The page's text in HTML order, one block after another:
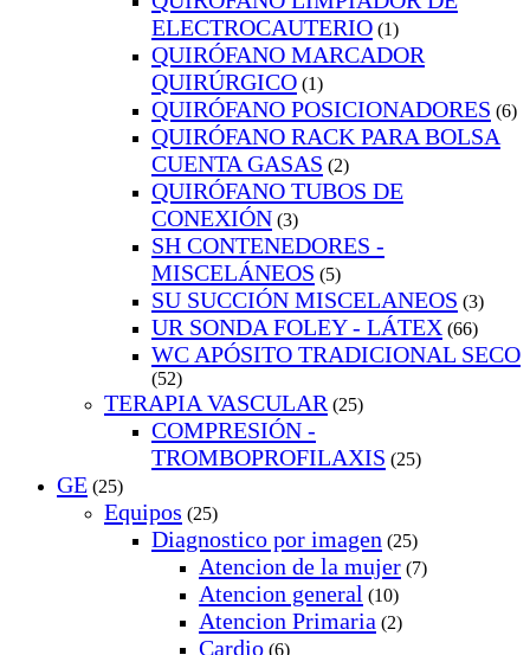
ELECTROCAUTERIO (1)
QUIRÓFANO MARCADOR
QUIRÚRGICO (1)
QUIRÓFANO POSICIONADORES (6)
QUIRÓFANO RACK PARA BOLSA
CUENTA GASAS (2)
QUIRÓFANO TUBOS DE
CONEXIÓN (3)
SH CONTENEDORES -
MISCELÁNEOS (5)
SU SUCCIÓN MISCELANEOS (3)
UR SONDA FOLEY - LÁTEX (66)
WC APÓSITO TRADICIONAL SECO
(52)
TERAPIA VASCULAR (25)
COMPRESIÓN -
TROMBOPROFILAXIS (25)
GE (25)
Equipos (25)
Diagnostico por imagen (25)
Atencion de la mujer (7)
Atencion general (10)
Atencion Primaria (2)
Cardio (6)